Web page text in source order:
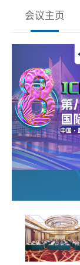
会议主页